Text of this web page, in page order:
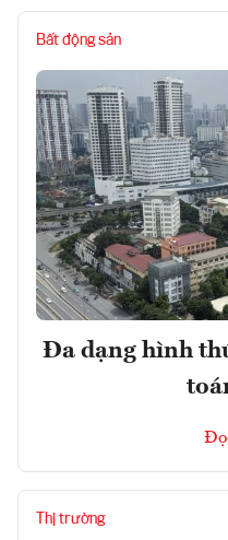
Bất động sản
Đa dạng hình
Thị trường